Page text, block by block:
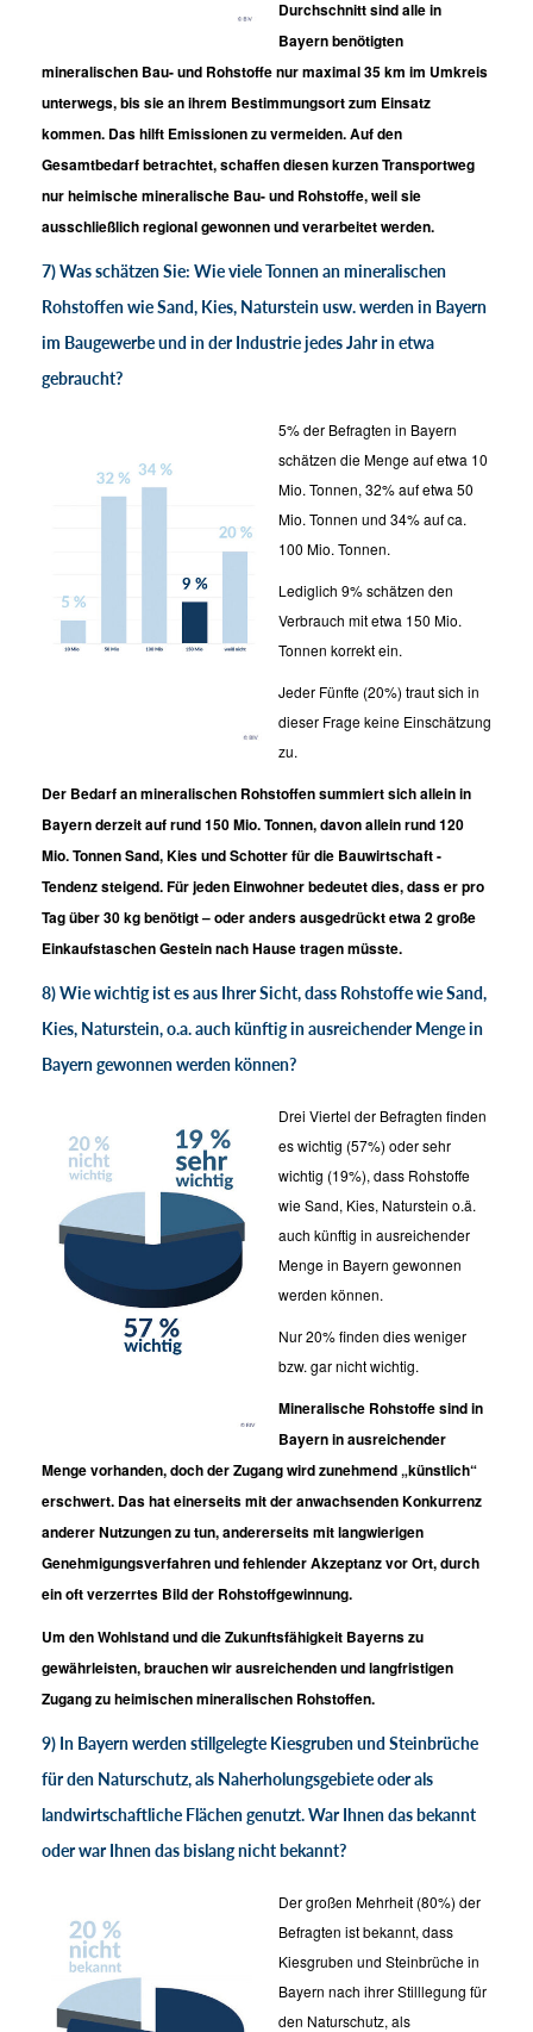
Durchschnitt sind alle in
Bayern benötigten
mineralischen Bau- und Rohstoffe nur maximal 35 km im Umkreis
unterwegs, bis sie an ihrem Bestimmungsort zum Einsatz
kommen. Das hilft Emissionen zu vermeiden. Auf den
Gesamtbedarf betrachtet, schaffen diesen kurzen Transportweg
nur heimische mineralische Bau- und Rohstoffe, weil sie
ausschließlich regional gewonnen und verarbeitet werden.
7) Was schätzen Sie: Wie viele Tonnen an mineralischen
Rohstoffen wie Sand, Kies, Naturstein usw. werden in Bayern
im Baugewerbe und in der Industrie jedes Jahr in etwa
gebraucht?
5% der Befragten in Bayern
schätzen die Menge auf etwa 10
Mio. Tonnen, 32% auf etwa 50
Mio. Tonnen und 34% auf ca.
100 Mio. Tonnen.
Lediglich 9% schätzen den
Verbrauch mit etwa 150 Mio.
Tonnen korrekt ein.
Jeder Fünfte (20%) traut sich in
dieser Frage keine Einschätzung
zu.
Der Bedarf an mineralischen Rohstoffen summiert sich allein in
Bayern derzeit auf rund 150 Mio. Tonnen, davon allein rund 120
Mio. Tonnen Sand, Kies und Schotter für die Bauwirtschaft -
Tendenz steigend. Für jeden Einwohner bedeutet dies, dass er pro
Tag über 30 kg benötigt – oder anders ausgedrückt etwa 2 große
Einkaufstaschen Gestein nach Hause tragen müsste.
8) Wie wichtig ist es aus Ihrer Sicht, dass Rohstoffe wie Sand,
Kies, Naturstein, o.a. auch künftig in ausreichender Menge in
Bayern gewonnen werden können?
Drei Viertel der Befragten finden
es wichtig (57%) oder sehr
wichtig (19%), dass Rohstoffe
wie Sand, Kies, Naturstein o.ä.
auch künftig in ausreichender
Menge in Bayern gewonnen
werden können.
Nur 20% finden dies weniger
bzw. gar nicht wichtig.
Mineralische Rohstoffe sind in
Bayern in ausreichender
Menge vorhanden, doch der Zugang wird zunehmend „künstlich“
erschwert. Das hat einerseits mit der anwachsenden Konkurrenz
anderer Nutzungen zu tun, andererseits mit langwierigen
Genehmigungsverfahren und fehlender Akzeptanz vor Ort, durch
ein oft verzerrtes Bild der Rohstoffgewinnung.
Um den Wohlstand und die Zukunftsfähigkeit Bayerns zu
gewährleisten, brauchen wir ausreichenden und langfristigen
Zugang zu heimischen mineralischen Rohstoffen.
9) In Bayern werden stillgelegte Kiesgruben und Steinbrüche
für den Naturschutz, als Naherholungsgebiete oder als
landwirtschaftliche Flächen genutzt. War Ihnen das bekannt
oder war Ihnen das bislang nicht bekannt?
Der großen Mehrheit (80%) der
Befragten ist bekannt, dass
Kiesgruben und Steinbrüche in
Bayern nach ihrer Stilllegung für
den Naturschutz, als